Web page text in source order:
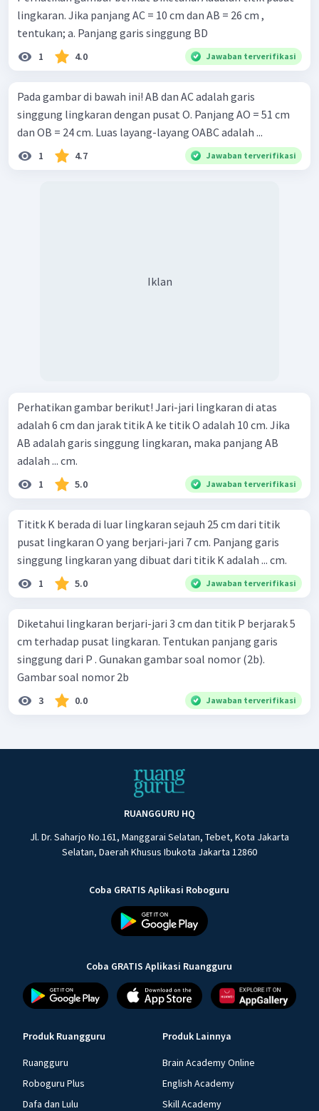
lingkaran. Jika panjang AC = 10 cm dan AB = 26 cm ,
tentukan; a. Panjang garis singgung BD
1 4.0 Jawaban terverifikasi
Pada gambar di bawah ini! AB dan AC adalah garis
singgung lingkaran dengan pusat O. Panjang AO = 51 cm
dan OB = 24 cm. Luas layang-layang OABC adalah ...
1 4.7 Jawaban terverifikasi
Iklan
Perhatikan gambar berikut! Jari-jari lingkaran di atas
adalah 6 cm dan jarak titik A ke titik O adalah 10 cm. Jika
AB adalah garis singgung lingkaran, maka panjang AB
adalah ... cm.
1 5.0 Jawaban terverifikasi
Tititk K berada di luar lingkaran sejauh 25 cm dari titik
pusat lingkaran O yang berjari-jari 7 cm. Panjang garis
singgung lingkaran yang dibuat dari titik K adalah ... cm.
1 5.0 Jawaban terverifikasi
Diketahui lingkaran berjari-jari 3 cm dan titik P berjarak 5
cm terhadap pusat lingkaran. Tentukan panjang garis
singgung dari P . Gunakan gambar soal nomor (2b).
Gambar soal nomor 2b
3 0.0 Jawaban terverifikasi
RUANGGURU HQ
Jl. Dr. Saharjo No.161, Manggarai Selatan, Tebet, Kota Jakarta
Selatan, Daerah Khusus Ibukota Jakarta 12860
Coba GRATIS Aplikasi Roboguru
Coba GRATIS Aplikasi Ruangguru
Produk Ruangguru
Ruangguru
Roboguru Plus
Dafa dan Lulu
Produk Lainnya
Brain Academy Online
English Academy
Skill Academy